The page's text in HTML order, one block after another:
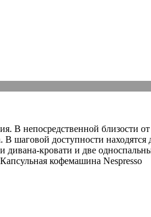
В непосредственной близости
шаговой доступности
кровати и две
кофемашина Nespresso